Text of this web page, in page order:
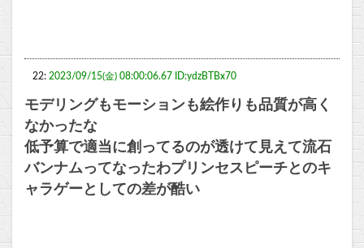
22: 2023/09/15(金) 08:00:06.67 ID:ydzBTBx70
モデリングもモーションも絵作りも品質が高く
なかったな
低予算で適当に創ってるのが透けて見えて流石
バンナムってなったわプリンセスピーチとのキ
ャラゲーとしての差が酷い